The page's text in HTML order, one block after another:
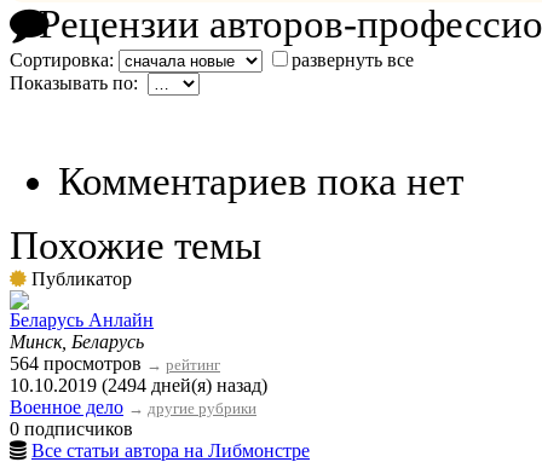
Рецензии авторов-
Сортировка:
развернуть все
Показывать по:
Комментариев пока нет
Похожие темы
Публикатор
Беларусь Анлайн
Минск, Беларусь
564 просмотров → рейтинг
10.10.2019 (2494 дней(я) назад)
Военное дело → другие рубрики
0 подписчиков
Все статьи автора на Либмонстре